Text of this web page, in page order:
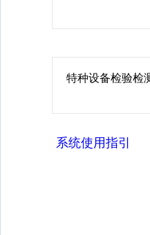
特种设备检验检
系统使用指引